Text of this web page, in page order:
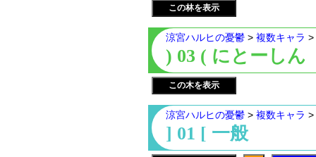
この林を表示
涼宮ハルヒの憂鬱 > 複数キャラ >
) 03 ( にとーしん
この木を表示
涼宮ハルヒの憂鬱 > 複数キャラ >
] 01 [ 一般